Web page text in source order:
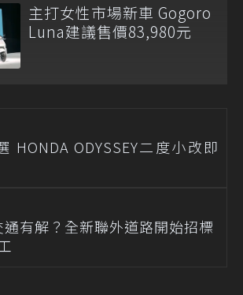
主打女性市場新車 Gogoro
Luna建議售價83,980元
HONDA ODYSSEY二度小改即
有解？全新聯外道路開始招標